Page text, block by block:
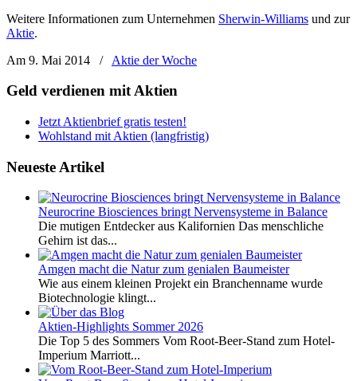
Weitere Informationen zum Unternehmen Sherwin-Williams und zur
Aktie.
Am 9. Mai 2014
/ Aktie der Woche
Geld verdienen mit Aktien
Jetzt Aktienbrief gratis testen!
Wohlstand mit Aktien (langfristig)
Neueste Artikel
Neurocrine Biosciences bringt Nervensysteme in Balance
Die mutigen Entdecker aus Kalifornien Das menschliche
Gehirn ist das...
Amgen macht die Natur zum genialen Baumeister
Wie aus einem kleinen Projekt ein Branchenname wurde
Biotechnologie klingt...
Aktien-Highlights Sommer 2026
Die Top 5 des Sommers Vom Root-Beer-Stand zum Hotel-
Imperium Marriott...